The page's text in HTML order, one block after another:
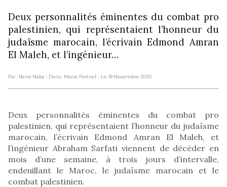
Deux personnalités éminentes du combat pro
palestinien, qui représentaient l’honneur du
judaïsme marocain, l’écrivain Edmond Amran
El Maleh, et l’ingénieur…
Par : René Naba - Dans : Maroc Portrait- Le 18 Novembre 2010
Deux personnalités éminentes du combat pro
palestinien, qui représentaient l’honneur du judaïsme
marocain, l’écrivain Edmond Amran El Maleh, et
l’ingénieur Abraham Sarfati viennent de décéder en
mois d’une semaine, à trois jours d’intervalle,
endeuillant le Maroc, le judaïsme marocain et le
combat palestinien.